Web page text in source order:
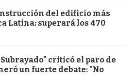
del edificio más
Latina: superará los 470
criticó el paro de
un fuerte debate: "No